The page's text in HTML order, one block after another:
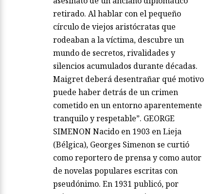
retirado. Al hablar con el pequeño
círculo de viejos aristócratas que
rodeaban a la víctima, descubre un
mundo de secretos, rivalidades y
silencios acumulados durante décadas.
Maigret deberá desentrañar qué motivo
puede haber detrás de un crimen
cometido en un entorno aparentemente
tranquilo y respetable”. GEORGE
SIMENON Nacido en 1903 en Lieja
(Bélgica), Georges Simenon se curtió
como reportero de prensa y como autor
de novelas populares escritas con
pseudónimo. En 1931 publicó, por